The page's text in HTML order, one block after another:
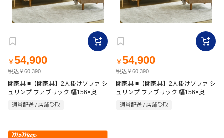
￥54,900
税込￥60,390
関家具 ■【関家具】2人掛けソファ シ
ュリンプ ファブリック 幅156×奥行
85×高さ80cm ベージュ
通常配送 / 店舗受取
￥54,900
税込￥60,390
関家具 ■【関家具】2人掛けソファ シ
ュリンプ ファブリック 幅156×奥行
85×高さ80cm ベージュ
通常配送 / 店舗受取